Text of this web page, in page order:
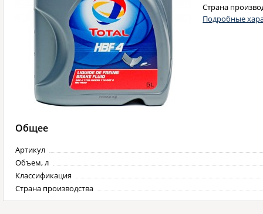
Страна
Подробные
Общее
Артикул
Объем, л
Классификация
Страна производства